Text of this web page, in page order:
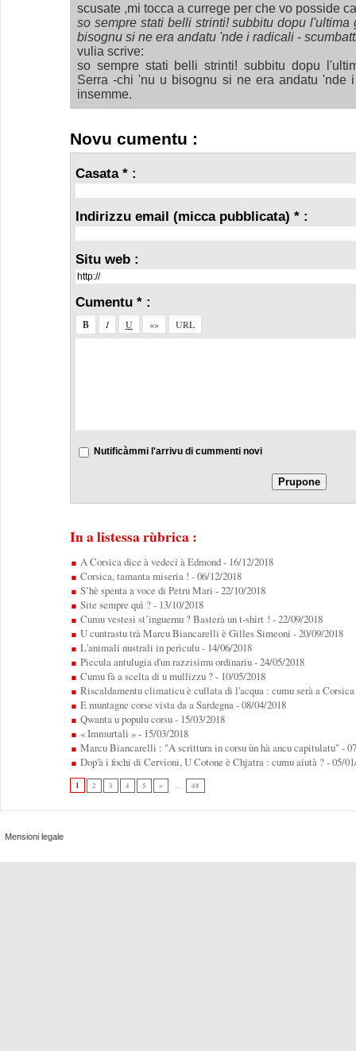
scusate ,mi tocca a currege per che vo posside
so sempre stati belli strinti! subbitu dopu
bisognu si ne era andatu 'nde i radicali -
vulia scrive:
so sempre stati belli strinti! subbitu dopu
Serra -chi 'nu u bisognu si ne era andatu 'nde
insemme.
Novu cumentu :
Casata * :
Indirizzu email (micca pubblicata) * :
Situ web :
Cumentu * :
Nutificàmmi l'arrivu di cummenti novi
In a listessa rùbrica :
A Corsica dice à vedeci à Edmond- 16/12/2018
Corsica, tamanta miseria ! - 06/12/2018
S’hè spenta a voce di Petru Mari - 22/10/2018
Site sempre quì ?- 13/10/2018
Cumu vestesi st’inguernu ? Basterà un t-shirt ! - 22/09/2018
U cuntrastu trà Marcu Biancarelli è Gilles Simeoni - 20/09/2018
L'animali nustrali in perìculu- 14/06/2018
Piccula antulugia d'un razzisimu ordinariu- 24/05/2018
Cumu fà a scelta di u mullizzu ?- 10/05/2018
Riscaldamentu climaticu è cullata di l'acqua : cumu serà a Corsica
E muntagne corse vista da a Sardegna- 08/04/2018
Qwanta u populu corsu- 15/03/2018
« Immurtali »- 15/03/2018
Marcu Biancarelli : "A scrittura in corsu ùn hà ancu capitulatu"-
Dop'à i fochi di Cervioni, U Cotone è Chjatra : cumu aiutà ?- 05/
1 2 3 4 5 » ... 48
Mensioni legale